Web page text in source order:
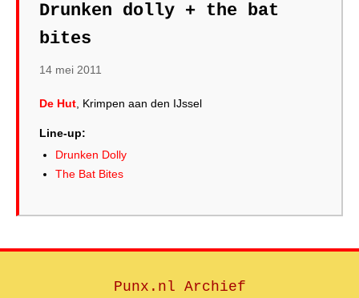
Drunken dolly + the bat
bites
14 mei 2011
De Hut , Krimpen aan den IJssel
Line-up:
Drunken Dolly
The Bat Bites
Punx.nl Archief